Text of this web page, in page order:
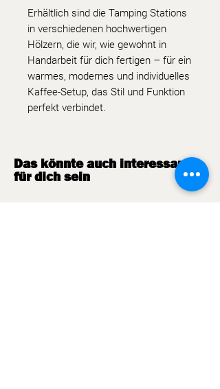
Erhältlich sind die Tamping Stations
in verschiedenen hochwertigen
Hölzern, die wir, wie gewohnt in
Handarbeit für dich fertigen – für ein
warmes, modernes und individuelles
Kaffee-Setup, das Stil und Funktion
perfekt verbindet.
Das könnte auch interessant
für dich sein